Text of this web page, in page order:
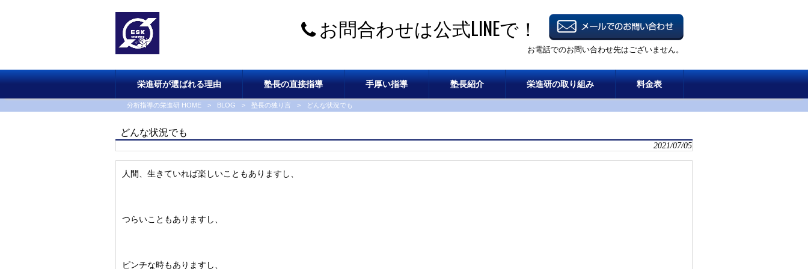
お問合わせは公式LINEで！
お電話でのお問い合わせ先はございません。
栄進研が選ばれる理由 塾長の直接指導 手厚い指導 塾長紹介 栄進研の取り組み 料金表
分析指導の栄進研 HOME > BLOG > 塾長の独り言 > どんな状況でも
どんな状況でも
2021/07/05
人間、生きていれば楽しいこともありますし、
つらいこともありますし、
ピンチな時もありますし、